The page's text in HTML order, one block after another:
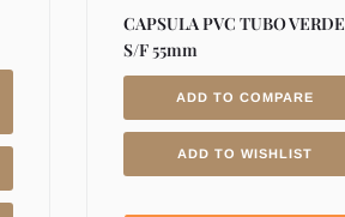
CAPSULA PVC TUBO VERDE
S/F 55mm
ADD TO COMPARE
ADD TO WISHLIST